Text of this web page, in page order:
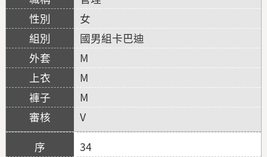
女
國男組卡巴迪
M
M
M
V
34